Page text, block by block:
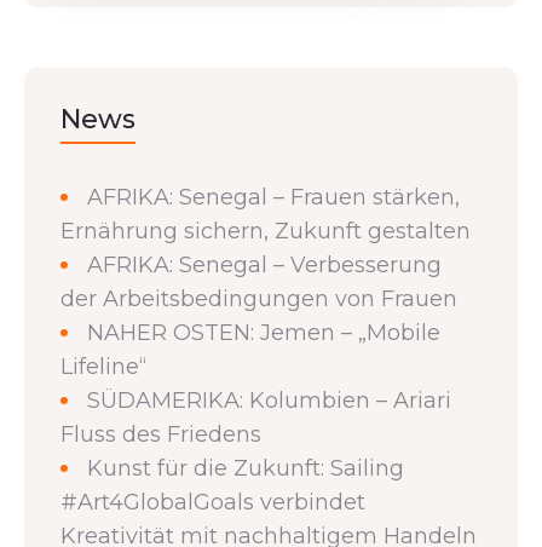
News
AFRIKA: Senegal – Frauen stärken,
Ernährung sichern, Zukunft gestalten
AFRIKA: Senegal – Verbesserung
der Arbeitsbedingungen von Frauen
NAHER OSTEN: Jemen – „Mobile
Lifeline“
SÜDAMERIKA: Kolumbien – Ariari
Fluss des Friedens
Kunst für die Zukunft: Sailing
#Art4GlobalGoals verbindet
Kreativität mit nachhaltigem Handeln